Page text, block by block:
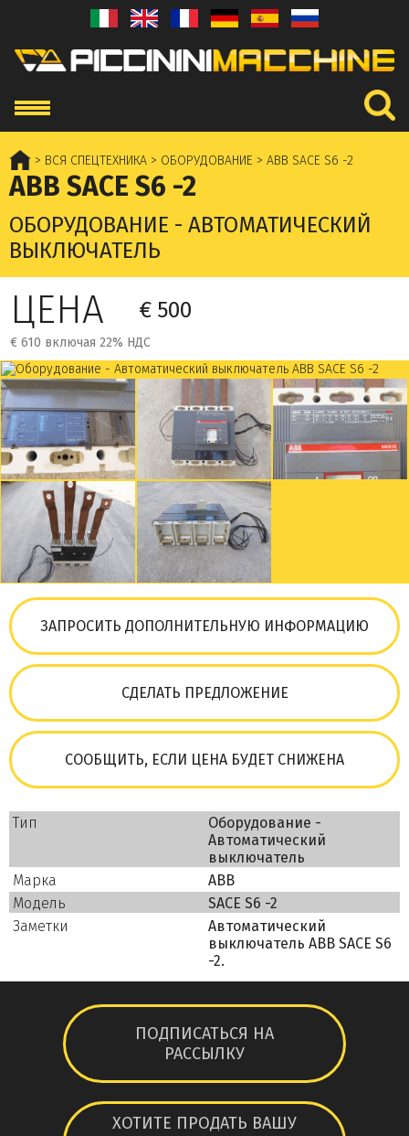
> ВСЯ СПЕЦТЕХНИКА > ОБОРУДОВАНИЕ > ABB SACE S6 -2
ABB SACE S6 -2
ОБОРУДОВАНИЕ - AВТОМАТИЧЕСКИЙ
ВЫКЛЮЧАТЕЛЬ
ЦЕНА € 500
€ 610 включая 22% НДС
ЗАПРОСИТЬ ДОПОЛНИТЕЛЬНУЮ ИНФОРМАЦИЮ
СДЕЛАТЬ ПРЕДЛОЖЕНИЕ
СООБЩИТЬ, ЕСЛИ ЦЕНА БУДЕТ СНИЖЕНА
Тип
Оборудование -
Aвтоматический
выключатель
Марка
ABB
Модель
SACE S6 -2
Заметки
Aвтоматический
выключатель ABB SACE S6
-2.
ПОДПИСАТЬСЯ НА
РАССЫЛКУ
ХОТИТЕ ПРОДАТЬ ВАШУ